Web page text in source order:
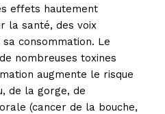
effets hautement
la santé, des voix
consommation. Le
nombreuses toxines
augmente le risque
de la gorge, de
(cancer de la bouche,